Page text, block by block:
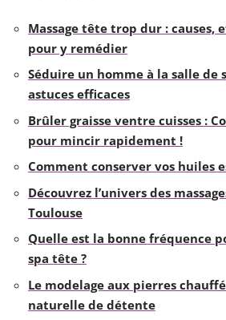
Massage tête trop dur : causes,
pour y remédier
Séduire un homme à la salle de
astuces efficaces
Brûler graisse ventre cuisses :
pour mincir rapidement !
Comment conserver vos huiles
Découvrez l’univers des
Toulouse
Quelle est la bonne fréquence
spa tête ?
Le modelage aux pierres
naturelle de détente